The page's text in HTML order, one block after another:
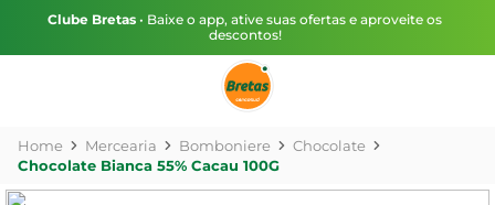
Clube Bretas • Baixe o app, ative suas ofertas e aproveite os
descontos!
Mercearia Bomboniere
Chocolate
Chocolate Bianca 55% Cacau 100G